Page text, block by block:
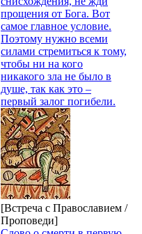
прощения от Бога. Вот
самое главное условие.
Поэтому нужно всеми
силами стремиться к тому,
чтобы ни на кого
никакого зла не было в
душе, так как это –
первый залог погибели.
[Встреча с Православием /
Проповеди]